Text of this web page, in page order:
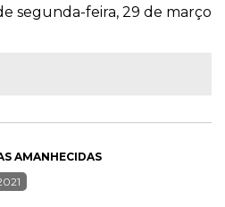
segunda-feira, 29 de março
AMANHECIDAS